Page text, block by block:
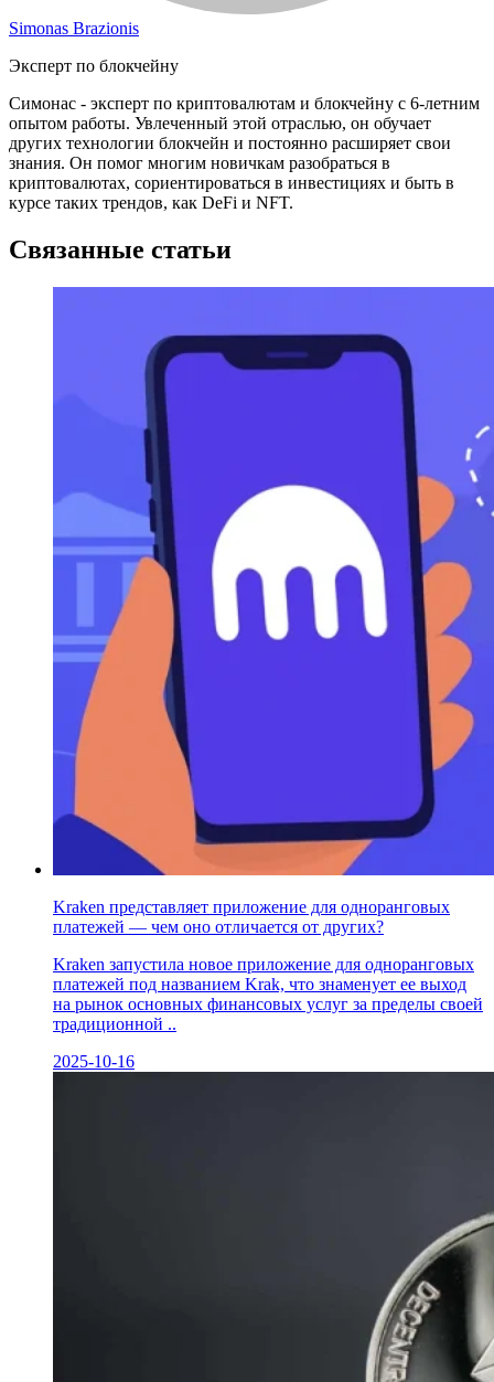
Simonas Brazionis
Эксперт по блокчейну
Симонас - эксперт по криптовалютам и блокчейну с 6-летним
опытом работы. Увлеченный этой отраслью, он обучает
других технологии блокчейн и постоянно расширяет свои
знания. Он помог многим новичкам разобраться в
криптовалютах, сориентироваться в инвестициях и быть в
курсе таких трендов, как DeFi и NFT.
Связанные статьи
Kraken представляет приложение для одноранговых
платежей — чем оно отличается от других?
Kraken запустила новое приложение для одноранговых
платежей под названием Krak, что знаменует ее выход
на рынок основных финансовых услуг за пределы своей
традиционной ..
2025-10-16